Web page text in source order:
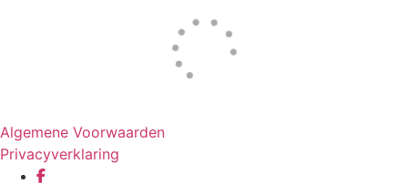
Algemene Voorwaarden
Privacyverklaring